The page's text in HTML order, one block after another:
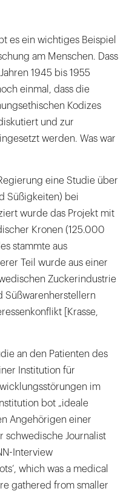
es ein wichtiges Beispiel
am Menschen. Dass
1945 bis 1955
einmal, dass die
Kodizes
und zur
werden. Was war
eine Studie über
Süßigkeiten) bei
wurde das Projekt mit
Kronen (125.000
stammte aus
Teil wurde aus einer
Zuckerindustrie
Süßwarenherstellern
[Krasse,
an den Patienten des
Institution für
im
bot „ideale
Angehörigen einer
schwedische Journalist
Interview
which was a medical
gathered from smaller